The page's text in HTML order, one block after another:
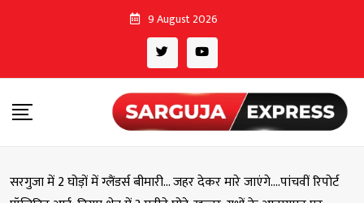
9 August 2026
सरगुजा में 2 घोड़ों में ग्लैंडर्स बीमारी… जहर देकर मारे जाएंगे….पांचवीं रिपोर्ट